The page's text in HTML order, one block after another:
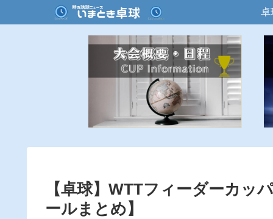
卓
【卓球】WTTフィーダーカッ
ールまとめ】